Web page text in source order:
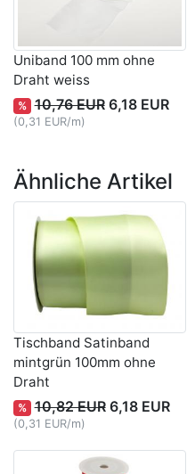
Uniband 100 mm ohne
Draht weiss
% 10,76 EUR 6,18 EUR
(0,31 EUR/m)
Ähnliche Artikel
Tischband Satinband
mintgrün 100mm ohne
Draht
% 10,82 EUR 6,18 EUR
(0,31 EUR/m)